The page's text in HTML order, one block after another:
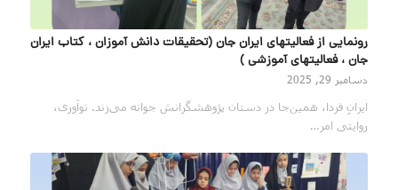
رونمایی از فعالیتهای ایران جان (تحقیقات دانش آموزان ، کتاب ایران
جان ، فعالیتهای آموزشی )
دسامبر 29, 2025
ایرانِ فردا، همین‌جا در دستان پژوهشگرانش جوانه می‌زند. نوآوری،
روایتی امر…